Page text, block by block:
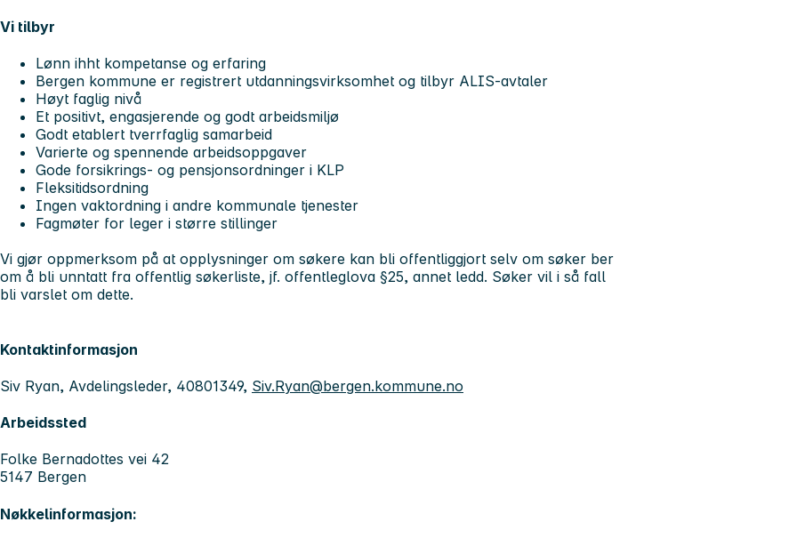
Vi tilbyr
Lønn ihht kompetanse og erfaring
Bergen kommune er registrert utdanningsvirksomhet og tilbyr ALIS-avtaler
Høyt faglig nivå
Et positivt, engasjerende og godt arbeidsmiljø
Godt etablert tverrfaglig samarbeid
Varierte og spennende arbeidsoppgaver
Gode forsikrings- og pensjonsordninger i KLP
Fleksitidsordning
Ingen vaktordning i andre kommunale tjenester
Fagmøter for leger i større stillinger
Vi gjør oppmerksom på at opplysninger om søkere kan bli offentliggjort selv om søker ber
om å bli unntatt fra offentlig søkerliste, jf. offentleglova §25, annet ledd. Søker vil i så fall
bli varslet om dette.
Kontaktinformasjon
Siv Ryan, Avdelingsleder, 40801349, Siv.Ryan@bergen.kommune.no
Arbeidssted
Folke Bernadottes vei 42
5147 Bergen
Nøkkelinformasjon: